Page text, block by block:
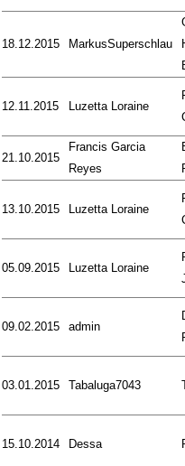
18.12.2015 MarkusSuperschlau
12.11.2015 Luzetta Loraine
21.10.2015
Francis Garcia
Reyes
13.10.2015 Luzetta Loraine
05.09.2015 Luzetta Loraine
09.02.2015 admin
03.01.2015 Tabaluga7043
15.10.2014 Dessa